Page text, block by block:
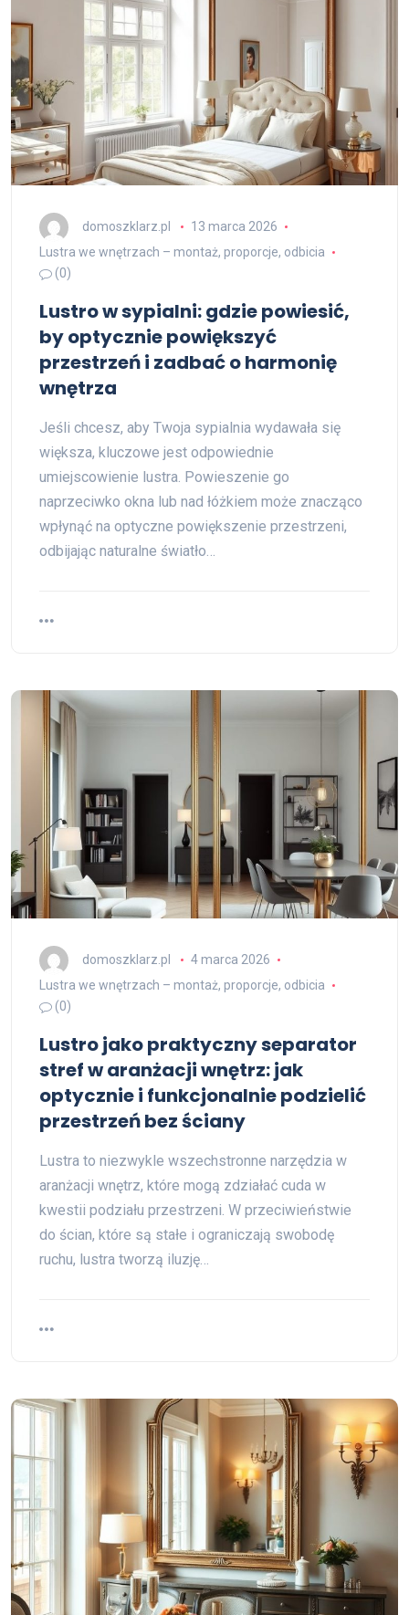
domoszklarz.pl
13 marca 2026
Lustra we wnętrzach – montaż, proporcje, odbicia
(0)
Lustro w sypialni: gdzie powiesić,
by optycznie powiększyć
przestrzeń i zadbać o harmonię
wnętrza
Jeśli chcesz, aby Twoja sypialnia wydawała się
większa, kluczowe jest odpowiednie
umiejscowienie lustra. Powieszenie go
naprzeciwko okna lub nad łóżkiem może znacząco
wpłynąć na optyczne powiększenie przestrzeni,
odbijając naturalne światło…
domoszklarz.pl
4 marca 2026
Lustra we wnętrzach – montaż, proporcje, odbicia
(0)
Lustro jako praktyczny separator
stref w aranżacji wnętrz: jak
optycznie i funkcjonalnie podzielić
przestrzeń bez ściany
Lustra to niezwykle wszechstronne narzędzia w
aranżacji wnętrz, które mogą zdziałać cuda w
kwestii podziału przestrzeni. W przeciwieństwie
do ścian, które są stałe i ograniczają swobodę
ruchu, lustra tworzą iluzję…